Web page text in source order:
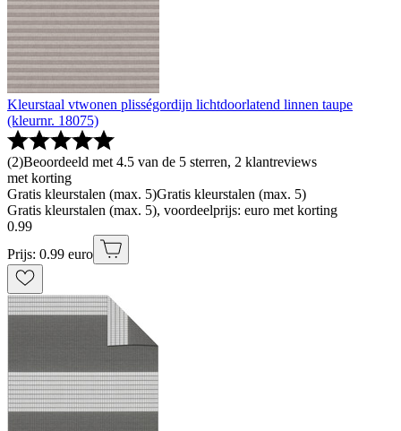
Kleurstaal vtwonen plisségordijn lichtdoorlatend linnen taupe
(kleurnr. 18075)
(2)Beoordeeld met 4.5 van de 5 sterren, 2 klantreviews
met korting
Gratis kleurstalen (max. 5)Gratis kleurstalen (max. 5)
Gratis kleurstalen (max. 5), voordeelprijs: euro met korting
0.99
Prijs: 0.99 euro